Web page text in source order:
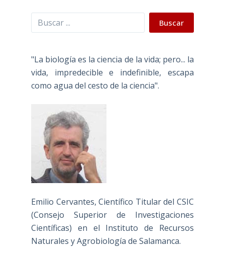
Buscar Buscar
"La biología es la ciencia de la vida; pero... la
vida, impredecible e indefinible, escapa
como agua del cesto de la ciencia".
Emilio Cervantes, Científico Titular del CSIC
(Consejo Superior de Investigaciones
Científicas) en el Instituto de Recursos
Naturales y Agrobiología de Salamanca.